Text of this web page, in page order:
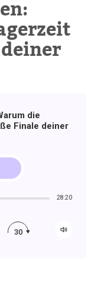
die
Finale deiner
28:20
30